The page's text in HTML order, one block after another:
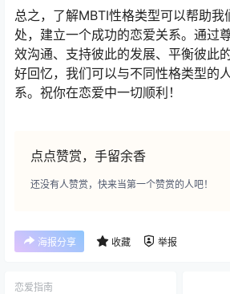
总之，了解MBTI性格类型可以帮助我
处，建立一个成功的恋爱关系。通过
效沟通、支持彼此的发展、平衡彼此
好回忆，我们可以与不同性格类型的
系。祝你在恋爱中一切顺利！
点点赞赏，手留余香
还没有人赞赏，快来当第一个赞赏的人吧！
海报分享 收藏 举报
恋爱指南